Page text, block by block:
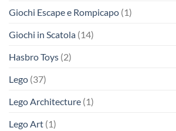
Giochi Escape e Rompicapo (1)
Giochi in Scatola (14)
Hasbro Toys (2)
Lego (37)
Lego Architecture (1)
Lego Art (1)